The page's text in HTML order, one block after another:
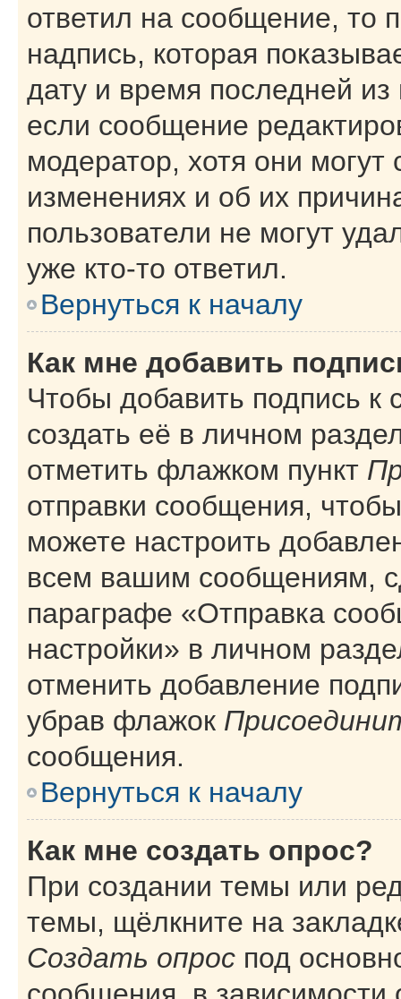
ответил на сообщение, то
надпись, которая
дату и время последней
если сообщение
модератор, хотя они
изменениях и об их
пользователи не могут
уже кто-то ответил.
Вернуться к началу
Как мне добавить
Чтобы добавить подпись
создать её в личном
отметить флажком пункт
отправки сообщения,
можете настроить
всем вашим сообщениям,
параграфе «Отправка
настройки» в личном
отменить добавление
убрав флажок
сообщения.
Вернуться к началу
Как мне создать опрос?
При создании темы или
темы, щёлкните на
Создать опрос под